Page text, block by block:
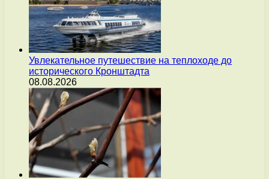
Увлекательное путешествие на теплоходе до
исторического Кронштадта
08.08.2026